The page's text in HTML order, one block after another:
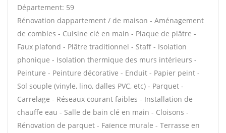
Département: 59
Rénovation dappartement / de maison - Aménagement
de combles - Cuisine clé en main - Plaque de plâtre -
Faux plafond - Plâtre traditionnel - Staff - Isolation
phonique - Isolation thermique des murs intérieurs -
Peinture - Peinture décorative - Enduit - Papier peint -
Sol souple (vinyle, lino, dalles PVC, etc) - Parquet -
Carrelage - Réseaux courant faibles - Installation de
chauffe eau - Salle de bain clé en main - Cloisons -
Rénovation de parquet - Faïence murale - Terrasse en